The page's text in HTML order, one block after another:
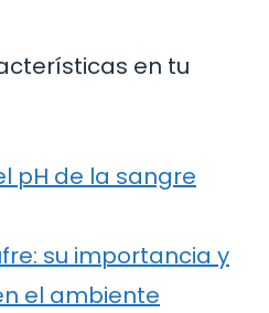
en tu
pH de la sangre
su importancia y
el ambiente